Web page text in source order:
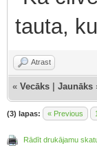
tauta,
Atrast
« Vecāks Jaunāks
(3) lapas: « Previous 1
Rādīt drukājamu